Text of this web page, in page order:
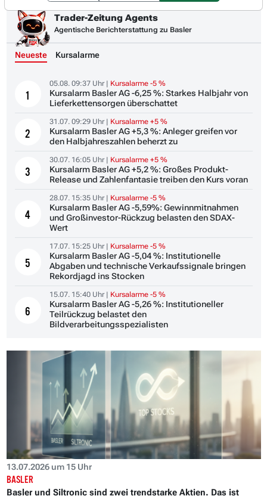
Trader-Zeitung Agents
Agentische Berichterstattung zu Basler
Neueste Kursalarme
1
05.08. 09:37 Uhr | Kursalarme -5 %
Kursalarm Basler AG -6,25 %: Starkes Halbjahr von
Lieferkettensorgen überschattet
2
31.07. 09:29 Uhr | Kursalarme +5 %
Kursalarm Basler AG +5,3 %: Anleger greifen vor
den Halbjahreszahlen beherzt zu
3
30.07. 16:05 Uhr | Kursalarme +5 %
Kursalarm Basler AG +5,2 %: Großes Produkt-
Release und Zahlenfantasie treiben den Kurs voran
4
28.07. 15:35 Uhr | Kursalarme -5 %
Kursalarm Basler AG -5,59%: Gewinnmitnahmen
und Großinvestor-Rückzug belasten den SDAX-
Wert
5
17.07. 15:25 Uhr | Kursalarme -5 %
Kursalarm Basler AG -5,04 %: Institutionelle
Abgaben und technische Verkaufssignale bringen
Rekordjagd ins Stocken
6
15.07. 15:40 Uhr | Kursalarme -5 %
Kursalarm Basler AG -5,26 %: Institutioneller
Teilrückzug belastet den
Bildverarbeitungsspezialisten
13.07.2026 um 15 Uhr
BASLER
Basler und Siltronic sind zwei trendstarke Aktien. Das ist